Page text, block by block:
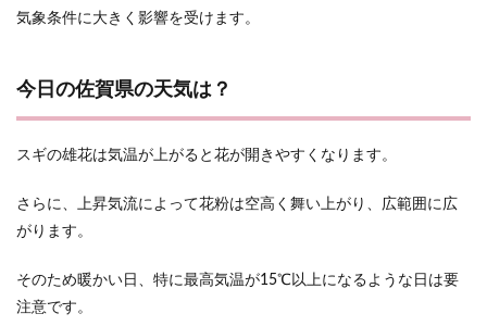
気象条件に大きく影響を受けます。
今日の佐賀県の天気は？
スギの雄花は気温が上がると花が開きやすくなります。
さらに、上昇気流によって花粉は空高く舞い上がり、広範囲に広
がります。
そのため暖かい日、特に最高気温が15℃以上になるような日は要
注意です。